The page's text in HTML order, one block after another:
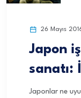
26 Mayıs
Japon
sanatı:
Japonlar ne